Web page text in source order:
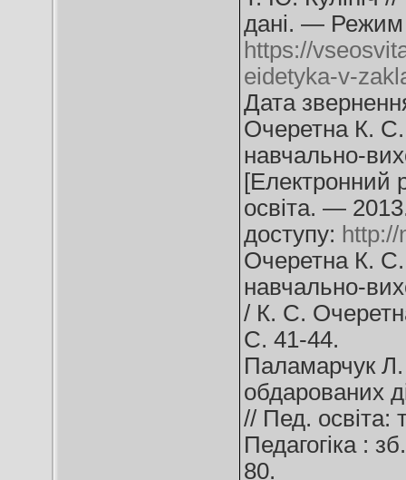
дані. — Режим
https://
eidetyka-v-
Дата
Очеретна К.
навчально-
[Електронний
освіта. —
доступу:
Очеретна К.
навчально-
/ К. С.
С. 41-44.
Паламарчук
обдарованих
// Пед. освіта:
Педагогіка :
80.